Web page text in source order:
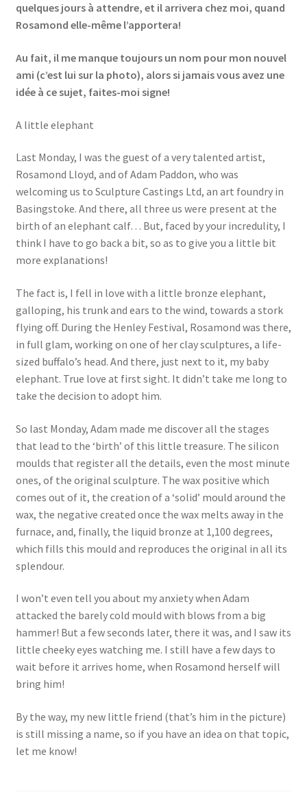
quelques jours à attendre, et il arrivera chez moi, quand
Rosamond elle-même l’apportera!
Au fait, il me manque toujours un nom pour mon nouvel
ami (c’est lui sur la photo), alors si jamais vous avez une
idée à ce sujet, faites-moi signe!
A little elephant
Last Monday, I was the guest of a very talented artist,
Rosamond Lloyd, and of Adam Paddon, who was
welcoming us to Sculpture Castings Ltd, an art foundry in
Basingstoke. And there, all three us were present at the
birth of an elephant calf… But, faced by your incredulity, I
think I have to go back a bit, so as to give you a little bit
more explanations!
The fact is, I fell in love with a little bronze elephant,
galloping, his trunk and ears to the wind, towards a stork
flying off. During the Henley Festival, Rosamond was there,
in full glam, working on one of her clay sculptures, a life-
sized buffalo’s head. And there, just next to it, my baby
elephant. True love at first sight. It didn’t take me long to
take the decision to adopt him.
So last Monday, Adam made me discover all the stages
that lead to the ‘birth’ of this little treasure. The silicon
moulds that register all the details, even the most minute
ones, of the original sculpture. The wax positive which
comes out of it, the creation of a ‘solid’ mould around the
wax, the negative created once the wax melts away in the
furnace, and, finally, the liquid bronze at 1,100 degrees,
which fills this mould and reproduces the original in all its
splendour.
I won’t even tell you about my anxiety when Adam
attacked the barely cold mould with blows from a big
hammer! But a few seconds later, there it was, and I saw its
little cheeky eyes watching me. I still have a few days to
wait before it arrives home, when Rosamond herself will
bring him!
By the way, my new little friend (that’s him in the picture)
is still missing a name, so if you have an idea on that topic,
let me know!